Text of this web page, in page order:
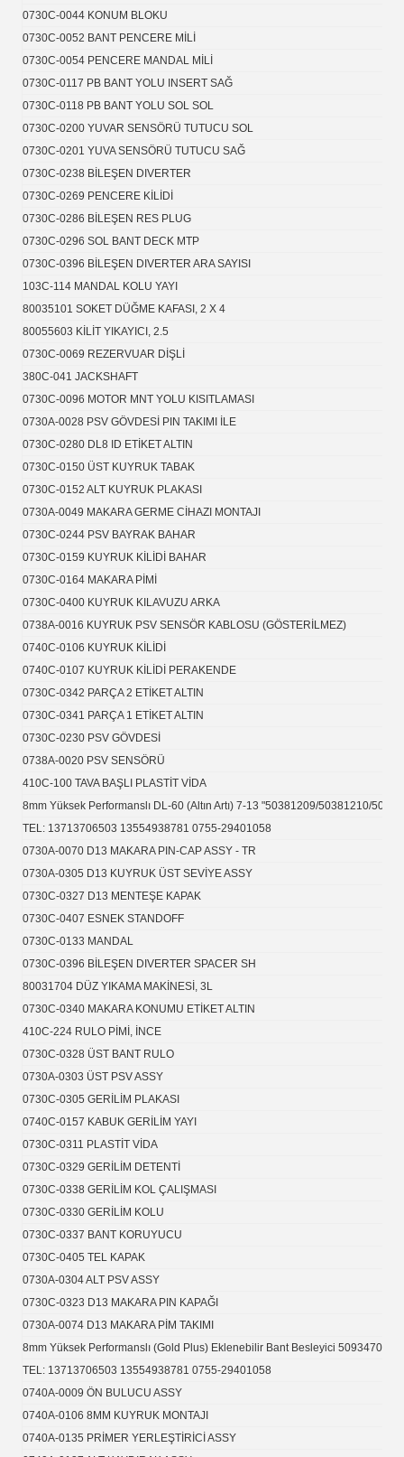
0730C-0044 KONUM BLOKU
0730C-0052 BANT PENCERE MİLİ
0730C-0054 PENCERE MANDAL MİLİ
0730C-0117 PB BANT YOLU INSERT SAĞ
0730C-0118 PB BANT YOLU SOL SOL
0730C-0200 YUVAR SENSÖRÜ TUTUCU SOL
0730C-0201 YUVA SENSÖRÜ TUTUCU SAĞ
0730C-0238 BİLEŞEN DIVERTER
0730C-0269 PENCERE KİLİDİ
0730C-0286 BİLEŞEN RES PLUG
0730C-0296 SOL BANT DECK MTP
0730C-0396 BİLEŞEN DIVERTER ARA SAYISI
103C-114 MANDAL KOLU YAYI
80035101 SOKET DÜĞME KAFASI, 2 X 4
80055603 KİLİT YIKAYICI, 2.5
0730C-0069 REZERVUAR DİŞLİ
380C-041 JACKSHAFT
0730C-0096 MOTOR MNT YOLU KISITLAMASI
0730A-0028 PSV GÖVDESİ PIN TAKIMI İLE
0730C-0280 DL8 ID ETİKET ALTIN
0730C-0150 ÜST KUYRUK TABAK
0730C-0152 ALT KUYRUK PLAKASI
0730A-0049 MAKARA GERME CİHAZI MONTAJI
0730C-0244 PSV BAYRAK BAHAR
0730C-0159 KUYRUK KİLİDİ ​​BAHAR
0730C-0164 MAKARA PİMİ
0730C-0400 KUYRUK KILAVUZU ARKA
0738A-0016 KUYRUK PSV SENSÖR KABLOSU (GÖSTERİLMEZ)
0740C-0106 KUYRUK KİLİDİ
0740C-0107 KUYRUK KİLİDİ ​​PERAKENDE
0730C-0342 PARÇA 2 ETİKET ALTIN
0730C-0341 PARÇA 1 ETİKET ALTIN
0730C-0230 PSV GÖVDESİ
0738A-0020 PSV SENSÖRÜ
410C-100 TAVA BAŞLI PLASTİT VİDA
8mm Yüksek Performanslı DL-60 (Altın Artı) 7-13 "50381209/50381210/
TEL: 13713706503 13554938781 0755-29401058
0730A-0070 D13 MAKARA PIN-CAP ASSY - TR
0730A-0305 D13 KUYRUK ÜST SEVİYE ASSY
0730C-0327 D13 MENTEŞE KAPAK
0730C-0407 ESNEK STANDOFF
0730C-0133 MANDAL
0730C-0396 BİLEŞEN DIVERTER SPACER SH
80031704 DÜZ YIKAMA MAKİNESİ, 3L
0730C-0340 MAKARA KONUMU ETİKET ALTIN
410C-224 RULO PİMİ, İNCE
0730C-0328 ÜST BANT RULO
0730A-0303 ÜST PSV ASSY
0730C-0305 GERİLİM PLAKASI
0740C-0157 KABUK GERİLİM YAYI
0730C-0311 PLASTİT VİDA
0730C-0329 GERİLİM DETENTİ
0730C-0338 GERİLİM KOL ÇALIŞMASI
0730C-0330 GERİLİM KOLU
0730C-0337 BANT KORUYUCU
0730C-0405 TEL KAPAK
0730A-0304 ALT PSV ASSY
0730C-0323 D13 MAKARA PIN KAPAĞI
0730A-0074 D13 MAKARA PİM TAKIMI
8mm Yüksek Performanslı (Gold Plus) Eklenebilir Bant Besleyici 50934704/
TEL: 13713706503 13554938781 0755-29401058
0740A-0009 ÖN BULUCU ASSY
0740A-0106 8MM KUYRUK MONTAJI
0740A-0135 PRİMER YERLEŞTİRİCİ ASSY